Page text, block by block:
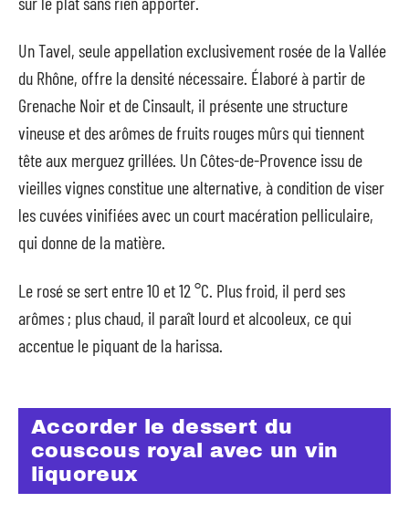
Un Tavel, seule appellation exclusivement rosée de la Vallée
du Rhône, offre la densité nécessaire. Élaboré à partir de
Grenache Noir et de Cinsault, il présente une structure
vineuse et des arômes de fruits rouges mûrs qui tiennent
tête aux merguez grillées. Un Côtes-de-Provence issu de
vieilles vignes constitue une alternative, à condition de viser
les cuvées vinifiées avec un court macération pelliculaire,
qui donne de la matière.
Le rosé se sert entre 10 et 12 °C. Plus froid, il perd ses
arômes ; plus chaud, il paraît lourd et alcooleux, ce qui
accentue le piquant de la harissa.
Accorder le dessert du
couscous royal avec un vin
liquoreux